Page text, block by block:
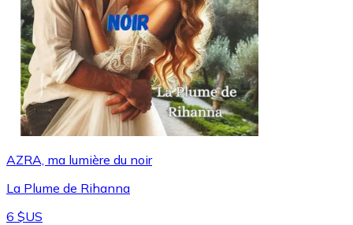
AZRA, ma lumière du noir
La Plume de Rihanna
6 $US